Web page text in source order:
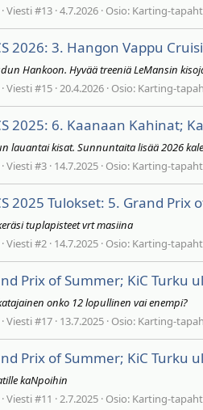
Viesti #13 4.7.2026 Osio: Karting-
2026: 3. Hangon Vappu
Hankoon. Hyvää treeniä LeMansin
Viesti #15 20.4.2026 Osio: Karting-
2025: 6. Kaanaan Kahinat;
lauantai kisat. Sunnuntaita lisää 2026
Viesti #3 14.7.2025 Osio: Karting-
2025 Tulokset: 5. Grand Prix
tuplapisteet vrt masiina
Viesti #2 14.7.2025 Osio: Karting-
Prix of Summer; KiC Turku
onko 12 lopullinen vai enempi?
Viesti #17 13.7.2025 Osio: Karting-
Prix of Summer; KiC Turku
kaNpoihin
Viesti #11 2.7.2025 Osio: Karting-